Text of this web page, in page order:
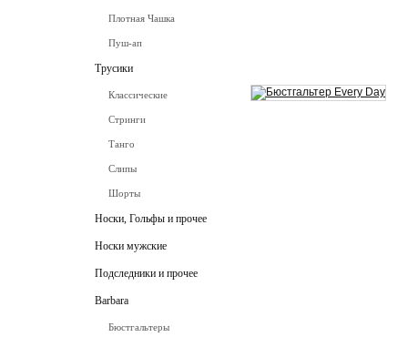
Плотная Чашка
Пуш-ап
Трусики
Классические
Стринги
Танго
Слипы
Шорты
Носки, Гольфы и прочее
Носки мужские
Подследники и прочее
Barbara
Бюстгальтеры